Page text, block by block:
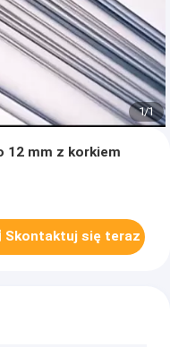
1/1
12 mm z korkiem
Skontaktuj się teraz